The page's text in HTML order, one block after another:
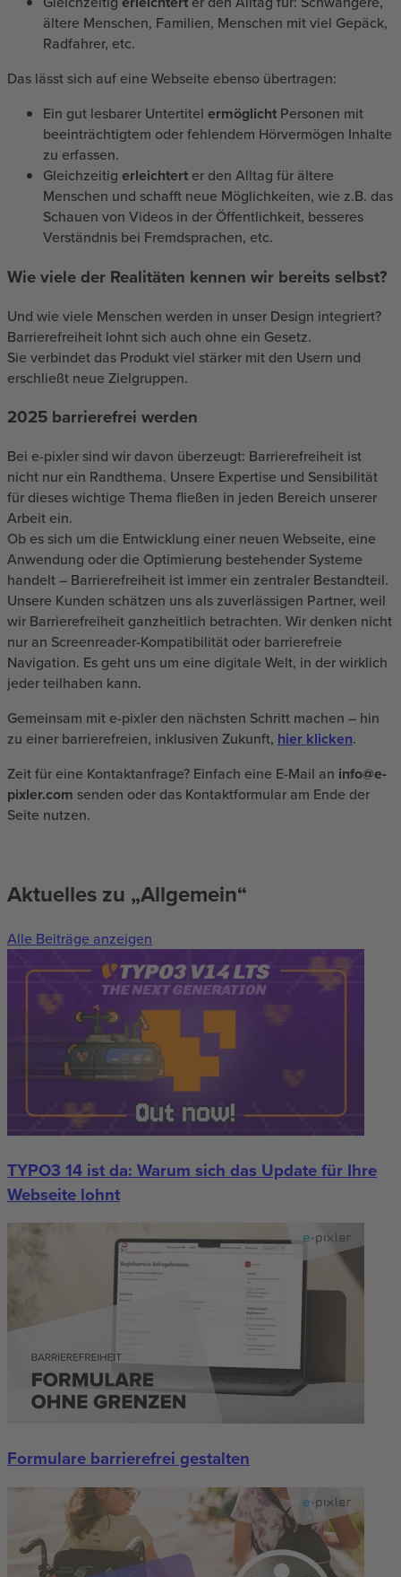
ältere Menschen, Familien, Menschen mit viel Gepäck,
Radfahrer, etc.
Das lässt sich auf eine Webseite ebenso übertragen:
Ein gut lesbarer Untertitel ermöglicht Personen mit
beeinträchtigtem oder fehlendem Hörvermögen Inhalte
zu erfassen.
Gleichzeitig erleichtert er den Alltag für ältere
Menschen und schafft neue Möglichkeiten, wie z.B. das
Schauen von Videos in der Öffentlichkeit, besseres
Verständnis bei Fremdsprachen, etc.
Wie viele der Realitäten kennen wir bereits selbst?
Und wie viele Menschen werden in unser Design integriert?
Barrierefreiheit lohnt sich auch ohne ein Gesetz.
Sie verbindet das Produkt viel stärker mit den Usern und
erschließt neue Zielgruppen.
2025 barrierefrei werden
Bei e-pixler sind wir davon überzeugt: Barrierefreiheit ist
nicht nur ein Randthema. Unsere Expertise und Sensibilität
für dieses wichtige Thema fließen in jeden Bereich unserer
Arbeit ein.
Ob es sich um die Entwicklung einer neuen Webseite, eine
Anwendung oder die Optimierung bestehender Systeme
handelt – Barrierefreiheit ist immer ein zentraler Bestandteil.
Unsere Kunden schätzen uns als zuverlässigen Partner, weil
wir Barrierefreiheit ganzheitlich betrachten. Wir denken nicht
nur an Screenreader-Kompatibilität oder barrierefreie
Navigation. Es geht uns um eine digitale Welt, in der wirklich
jeder teilhaben kann.
Gemeinsam mit e-pixler den nächsten Schritt machen – hin
zu einer barrierefreien, inklusiven Zukunft, hier klicken.
Zeit für eine Kontaktanfrage? Einfach eine E-Mail an info@e-
pixler.com senden oder das Kontaktformular am Ende der
Seite nutzen.
Aktuelles zu „Allgemein“
Alle Beiträge anzeigen
TYPO3 14 ist da: Warum sich das Update für Ihre
Webseite lohnt
Formulare barrierefrei gestalten